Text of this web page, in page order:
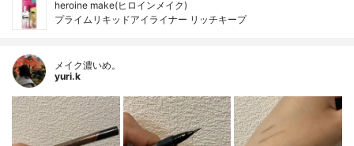
heroine make(ヒロインメイク)
プライムリキッドアイライナー リッチキープ
メイク濃いめ。
yuri.k